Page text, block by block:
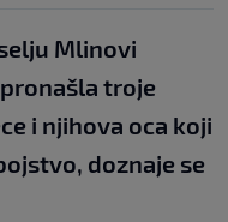
Mlinovi
troje
i njihova oca koji
doznaje se